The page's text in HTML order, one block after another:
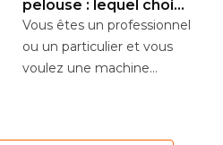
pelouse : lequel choisir
?
Vous êtes un professionnel
ou un particulier et vous
voulez une machine